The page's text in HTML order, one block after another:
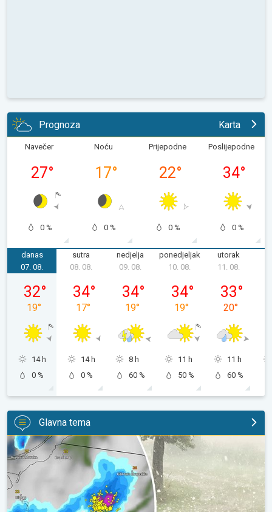
Prognoza Karta
Navečer
27°
0 %
Noću
17°
0 %
Prijepodne
22°
0 %
Poslijepodne
34°
0 %
danas
petak, 07. 08.
07. 08.
32°
19°
14 h
0 %
sutra
08. 08.
34°
17°
14 h
0 %
nedjelja
09. 08.
34°
19°
8 h
60 %
ponedjeljak
10. 08.
34°
19°
11 h
50 %
utorak
11. 08.
33°
20°
11 h
60 %
Glavna tema
Ogromni komadi leda u Poljskoj. Nevrijeme. . .